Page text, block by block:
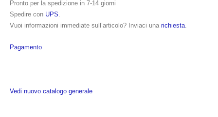
Pronto per la spedizione in 7-14 giorni
Spedire con UPS.
Vuoi informazioni immediate sull’articolo? Inviaci una richiesta.
Pagamento
Vedi nuovo catalogo generale